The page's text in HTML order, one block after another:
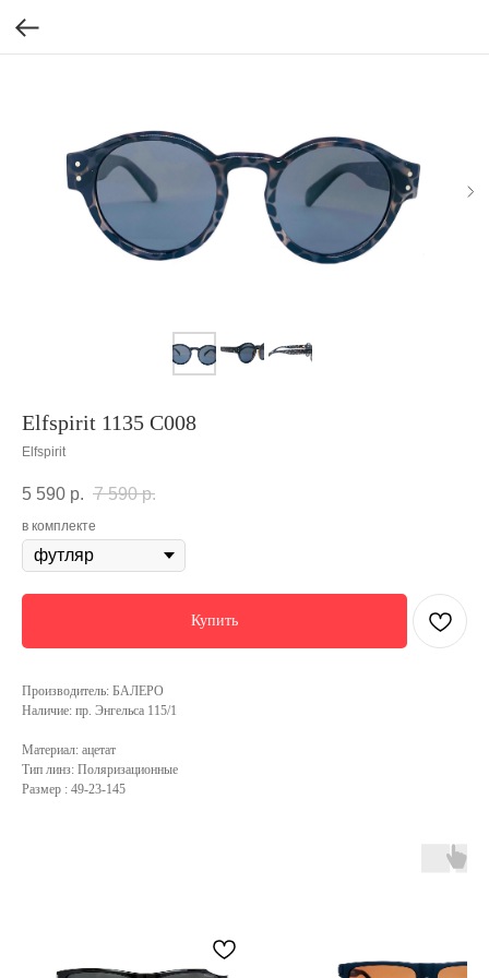
Elfspirit 1135 C008
Elfspirit
5 590 р. 7 590 р.
в комплекте
Купить
Производитель: БАЛЕРО
Наличие: пр. Энгельса 115/1
Материал: ацетат
Тип линз: Поляризационные
Размер : 49-23-145